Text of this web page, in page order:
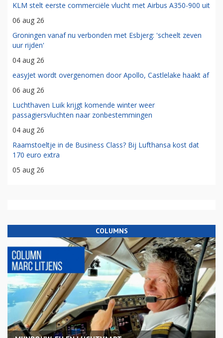
KLM stelt eerste commerciële vlucht met Airbus A350-900 uit
06 aug 26
Groningen vanaf nu verbonden met Esbjerg: 'scheelt zeven
uur rijden'
04 aug 26
easyJet wordt overgenomen door Apollo, Castlelake haakt af
06 aug 26
Luchthaven Luik krijgt komende winter weer
passagiersvluchten naar zonbestemmingen
04 aug 26
Raamstoeltje in de Business Class? Bij Lufthansa kost dat
170 euro extra
05 aug 26
COLUMNS